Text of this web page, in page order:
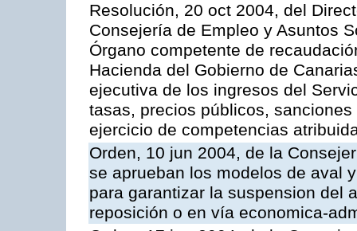
Resolución, 20 oct 2004, del
Consejería de Empleo y Asuntos
Órgano competente de
Hacienda del Gobierno de
ejecutiva de los ingresos del
tasas, precios públicos,
ejercicio de competencias
Orden, 10 jun 2004, de la
se aprueban los modelos de aval
para garantizar la suspension del
reposición o en vía economica-